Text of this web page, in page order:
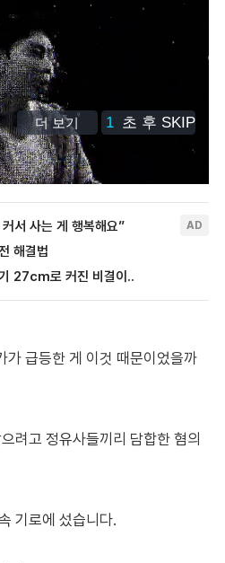
가 급등한 게 이것 때문이었을까
려고 정유사들끼리 담합한 혐의
기로에 섰습니다.